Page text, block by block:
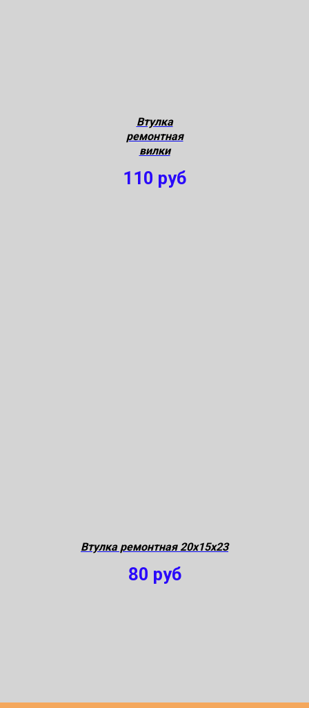
Втулка
ремонтная
вилки
110 руб
Втулка ремонтная 20х15х23
80 руб